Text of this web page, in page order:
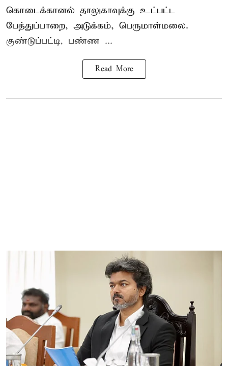
கொடைக்கானல் தாலுகாவுக்கு உட்பட்ட
பேத்துப்பாறை, அடுக்கம், பெருமாள்மலை.
குண்டுப்பட்டி, பண்ண ...
Read More